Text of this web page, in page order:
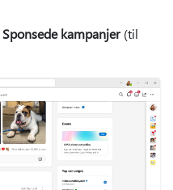
Sponsede kampanjer(til